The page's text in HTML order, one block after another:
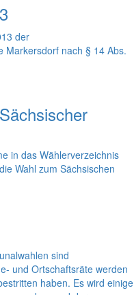
der
Markersdorf nach § 14 Abs.
in das Wählerverzeichnis
Wahl zum Sächsischen
sind
und Ortschaftsräte werden
haben. Es wird einige